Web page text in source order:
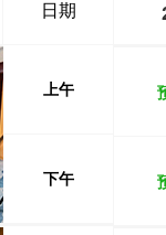
日期
上午
下午